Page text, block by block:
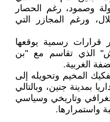
وصمود، رغم الحصار
ورغم المجازر التي
قرارات رسمية يوقعها
الذي تقاسم مع "بن
الغربية.
المخيم وتحويله إلى
بمدينة جنين، وبالتالي
وتاريخي وسياسي
واستمرارها.